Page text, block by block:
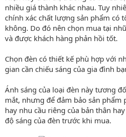
nhiều giá thành khác nhau. Tuy
chính xác chất lượng sản phẩm có
không. Do đó nên chọn mua tại
và được khách hàng phản hồi tốt.
Chọn đèn có thiết kế phù hợp với
gian cần chiếu sáng của gia đình
Ánh sáng của loại đèn này tương
mắt, nhưng để đảm bảo sản phẩm
hay nhu cầu riêng của bản thân
độ sáng của đèn trước khi mua.